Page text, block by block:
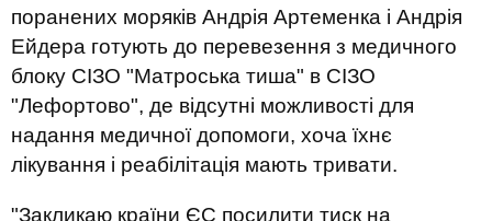
поранених моряків Андрія Артеменка і Андрія
Ейдера готують до перевезення з медичного
блоку СІЗО "Матроська тиша" в СІЗО
"Лефортово", де відсутні можливості для
надання медичної допомоги, хоча їхнє
лікування і реабілітація мають тривати.
"Закликаю країни ЄС посилити тиск на